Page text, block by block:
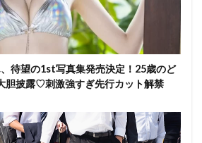
待望の1st写真集発売決定！25歳のど
胆披露♡刺激強すぎ先行カット解禁